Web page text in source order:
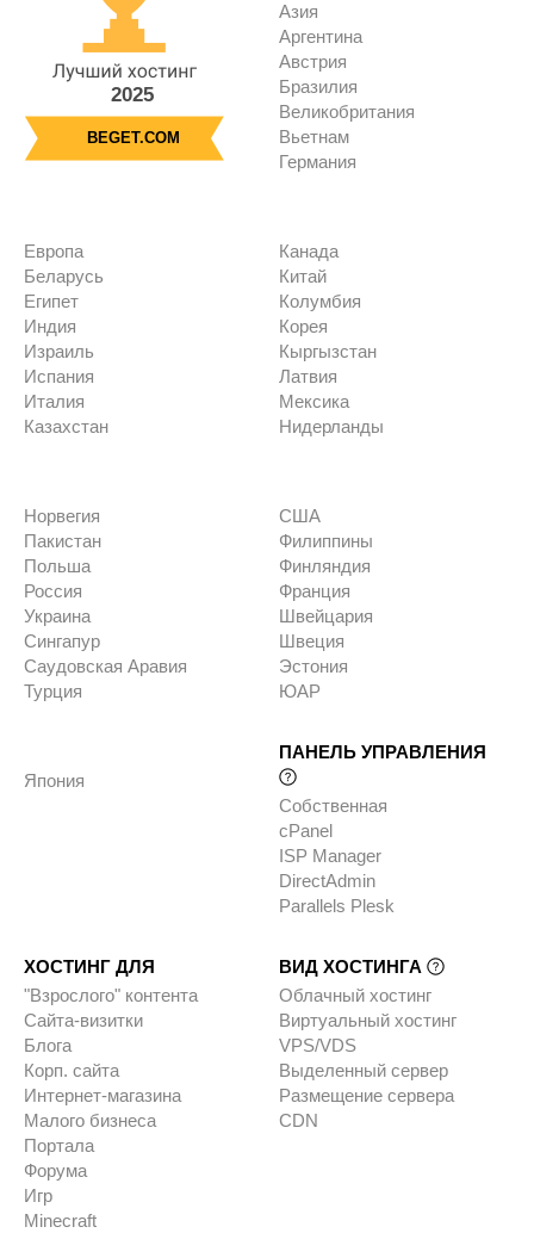
2025
BEGET.COM
Азия
Аргентина
Австрия
Бразилия
Великобритания
Вьетнам
Германия
Европа
Беларусь
Египет
Индия
Израиль
Испания
Италия
Казахстан
Канада
Китай
Колумбия
Корея
Кыргызстан
Латвия
Мексика
Нидерланды
Норвегия
Пакистан
Польша
Россия
Украина
Сингапур
Саудовская Аравия
Турция
США
Филиппины
Финляндия
Франция
Швейцария
Швеция
Эстония
ЮАР
Япония
ПАНЕЛЬ УПРАВЛЕНИЯ
Собственная
cPanel
ISP Manager
DirectAdmin
Parallels Plesk
ХОСТИНГ ДЛЯ
"Взрослого" контента
Сайта-визитки
Блога
Корп. сайта
Интернет-магазина
Малого бизнеса
Портала
Форума
Игр
Minecraft
ВИД ХОСТИНГА
Облачный хостинг
Виртуальный хостинг
VPS/VDS
Выделенный сервер
Размещение сервера
CDN